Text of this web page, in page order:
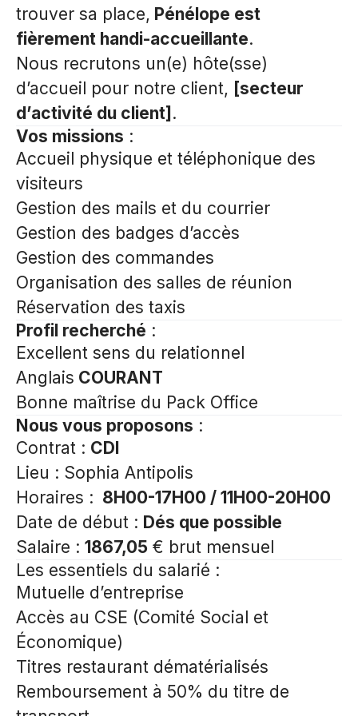
trouver sa place, Pénélope est
fièrement handi-accueillante.
Nous recrutons un(e) hôte(sse)
d’accueil pour notre client, [secteur
d’activité du client] .
Vos missions :
Accueil physique et téléphonique des
visiteurs
Gestion des mails et du courrier
Gestion des badges d’accès
Gestion des commandes
Organisation des salles de réunion
Réservation des taxis
Profil recherché :
Excellent sens du relationnel
Anglais COURANT
Bonne maîtrise du Pack Office
Nous vous proposons :
Contrat : CDI
Lieu : Sophia Antipolis
Horaires : 8H00-17H00 / 11H00-20H00
Date de début : Dés que possible
Salaire : 1867,05 € brut mensuel
Les essentiels du salarié :
Mutuelle d’entreprise
Accès au CSE (Comité Social et
Économique)
Titres restaurant dématérialisés
Remboursement à 50% du titre de